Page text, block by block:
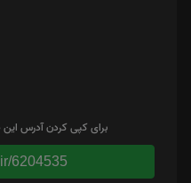
برای کپی کردن آدرس
6204535